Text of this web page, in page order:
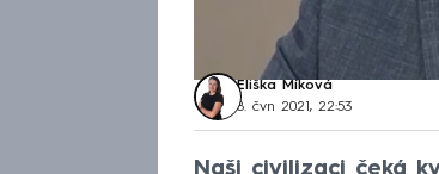
Eliška Míková
8. čvn 2021, 22:53
Naši civilizaci čeká